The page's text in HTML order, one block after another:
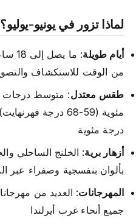
لماذا تزور في يونيو-يوليو؟
أيام طويلة
: ما
من الوقت للاستكشاف
طقس معتدل
درجة مئوية
أزهار برية: الخلنج الساحلي
بألوان بنفسجية وصفراء عبر
المهرجانات: العديد من
جميع أنحاء غرب أيرلندا